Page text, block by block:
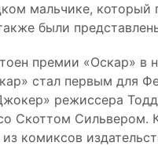
мальчике, который
были
премии «Оскар» в
стал первым для
режиссера
Скоттом Сильвером.
из комиксов